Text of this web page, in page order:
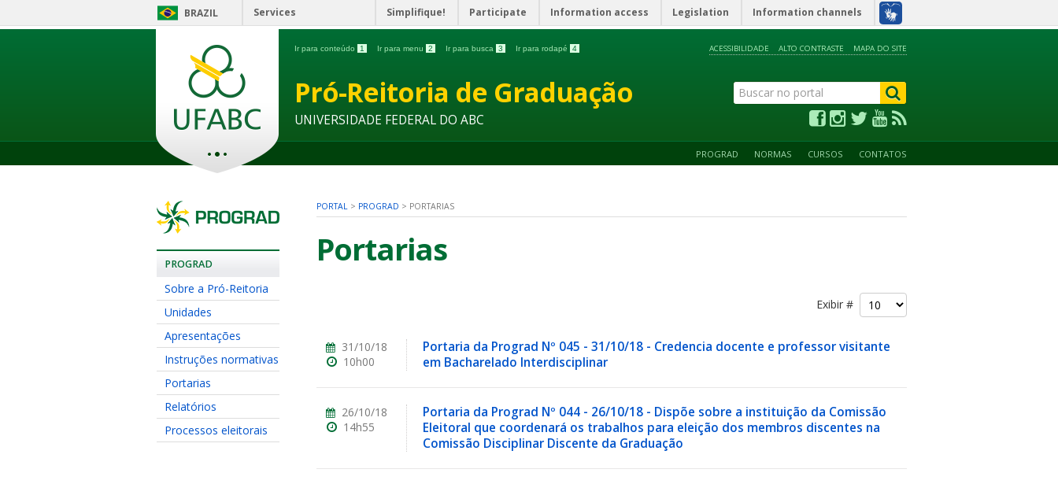
BRAZIL Services Simplifique! Participate Information access Legislation Information channels
Ir para conteúdo 1 Ir para menu 2 Ir para busca 3 Ir para rodapé 4 ACESSIBILIDADE ALTO CONTRASTE MAPA DO SITE
Pró-Reitoria de Graduação
UNIVERSIDADE FEDERAL DO ABC
PROGRAD NORMAS CURSOS CONTATOS
PROGRAD
Sobre a Pró-Reitoria
Unidades
Apresentações
Instruções normativas
Portarias
Relatórios
Processos eleitorais
PORTAL > PROGRAD > PORTARIAS
Portarias
Exibir #
Portaria da Prograd Nº 045 - 31/10/18 - Credencia docente e professor visitante
em Bacharelado Interdisciplinar
31/10/18
10h00
Portaria da Prograd Nº 044 - 26/10/18 - Dispõe sobre a instituição da Comissão
Eleitoral que coordenará os trabalhos para eleição dos membros discentes na
Comissão Disciplinar Discente da Graduação
26/10/18
14h55